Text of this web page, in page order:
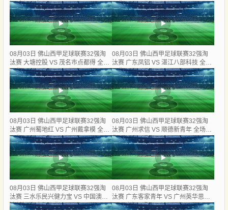
源 全场录像
录像
08月03日 佛山西甲足球联赛32强淘
汰赛 大塘控股 VS 茂名市点都得 全场
录像
08月03日 佛山西甲足球联赛32强淘
汰赛 广东凤铝 VS 湛江八部科技 全场
录像
08月03日 佛山西甲足球联赛32强淘
汰赛 广州蜀地红 VS 广州戴拿模 全场
录像
08月03日 佛山西甲足球联赛32强淘
汰赛 广州求信 VS 顺德新青年 全场录
像
08月03日 佛山西甲足球联赛32强淘
汰赛 三水乐民兴健力宝 VS 中国澳门
澳科精英 全场录像
08月03日 佛山西甲足球联赛32强淘
汰赛 广东客家青年 VS 广州英华思力
U17 全场录像